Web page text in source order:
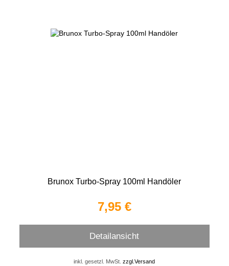
Brunox Turbo-Spray 100ml Handöler
7,95 €
Detailansicht
inkl. gesetzl. MwSt.zzgl.Versand